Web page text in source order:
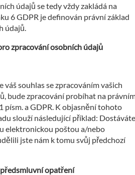
údajů se tedy vždy zakládá na
6 GDPR je definován právní základ
údajů.
zpracování osobních údajů
váš souhlas se zpracováním vašich
bude zpracování probíhat na
písm. a GDPR. K objasnění tohoto
slouží následující příklad: Dostáváte
elektronickou poštou a/nebo
jste nám k tomu svůj předchozí
opatření